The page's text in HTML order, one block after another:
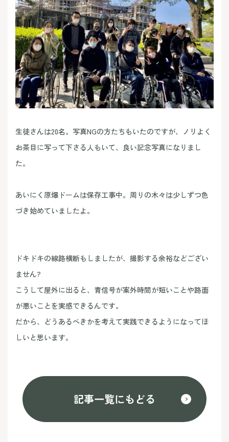
生徒さんは20名。写真NGの方たちもいたのですが、ノリよく
お茶目に写って下さる人もいて、良い記念写真になりまし
た。
あいにく原爆ドームは保存工事中。周りの木々は少しずつ色
づき始めていましたよ。
ドキドキの線路横断もしましたが、撮影する余裕などござい
ません?
こうして屋外に出ると、青信号が案外時間が短いことや路面
が悪いことを実感できるんです。
だから、どうあるべきかを考えて実践できるようになってほ
しいと思います。
記事一覧にもどる